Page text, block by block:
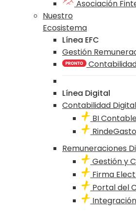
Asociación
Nuestro
Ecosistema
Línea EFC
Gestión
Línea Digital
Contabilidad Digital
BI
Remuneraciones
Gestión y
Firma
Portal del